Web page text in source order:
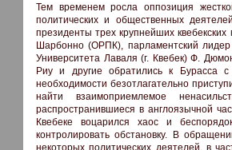
Тем временем росла оппозиция
политических и общественных
президенты трех крупнейших
Шарбонно (ОРПК), парламентский лидер
Университета Лаваля (г. Квебек) Ф.
Риу и другие обратились к Бурасса
необходимости безотлагательно
найти взаимоприемлемое
распространившиеся в англоязычной
Квебеке воцарился хаос и
контролировать обстановку. В
некоторых политических деятелей, в